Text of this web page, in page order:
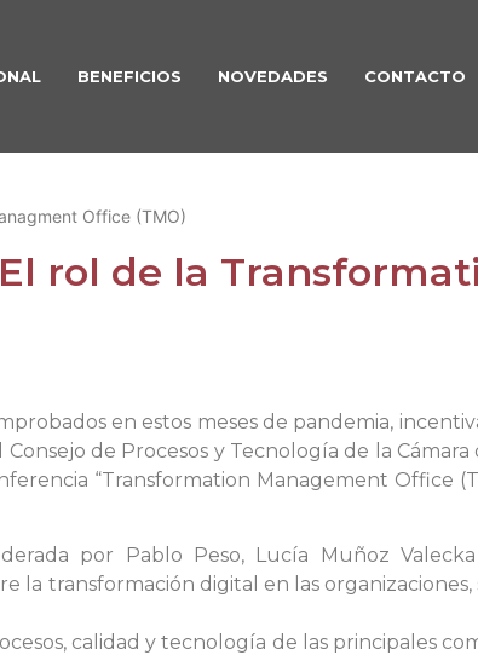
BENEFICIOS NOVEDADES CONTACTO
Office (TMO)
rol de la
en estos meses de pandemia,
de Procesos y Tecnología de la
“Transformation Management Office
por Pablo Peso, Lucía Muñoz
la transformación digital en las
calidad y tecnología de las principales